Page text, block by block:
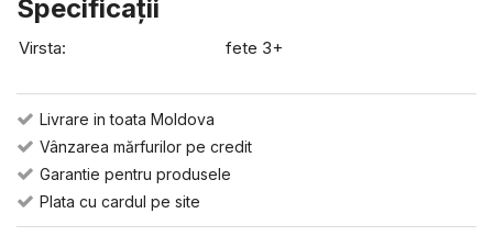
Specificaţii
Virsta: fete 3+
Livrare in toata Moldova
Vânzarea mărfurilor pe credit
Garantie pentru produsele
Plata cu cardul pe site